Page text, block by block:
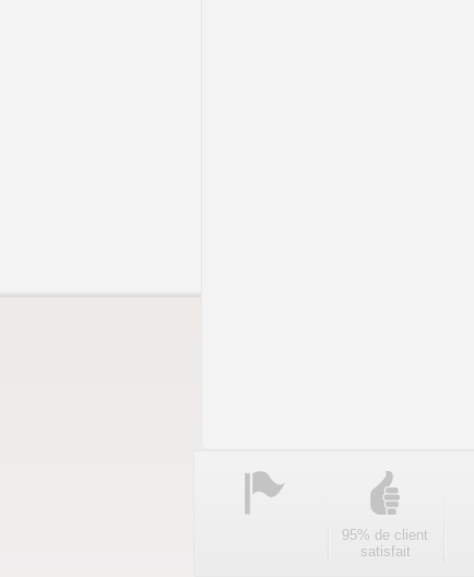
95% de client
satisfait